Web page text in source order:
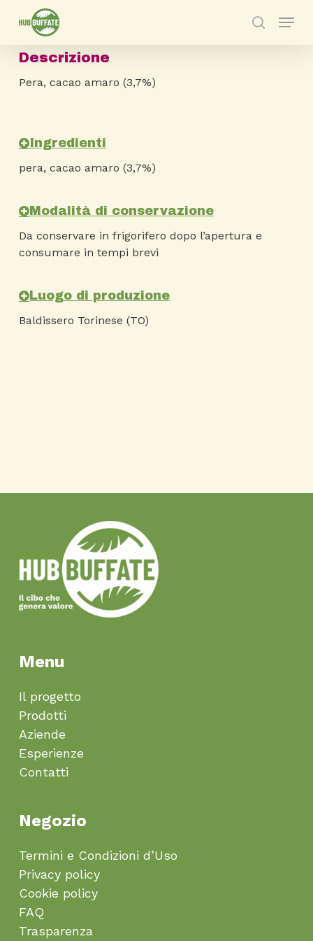
content
search
Menu
Descrizione
Pera, cacao amaro (3,7%)
Ingredienti
pera, cacao amaro (3,7%)
Modalità di conservazione
Da conservare in frigorifero dopo l’apertura e
consumare in tempi brevi
Luogo di produzione
Baldissero Torinese (TO)
Menu
Il progetto
Prodotti
Aziende
Esperienze
Contatti
Negozio
Termini e Condizioni d’Uso
Privacy policy
Cookie policy
FAQ
Trasparenza